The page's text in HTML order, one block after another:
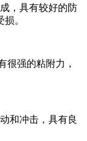
，具有较好的防
。
很强的粘附力，
和冲击，具有良